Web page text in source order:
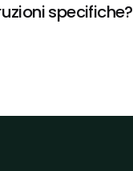
specifiche?